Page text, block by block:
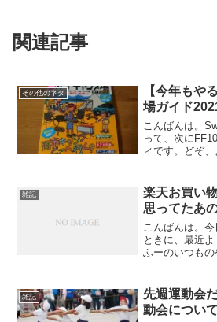
関連記事
その他のネタ
【今年もや
場ガイド
こんばんは。
って、次に
ィです。どぞ
ャンプ場ガイ
を購...
雑記
楽天お買い
思ってたあ
こんばんは。
ときに、最近
ふーのいつも
のかいとふー
「ねー、後で
雑記
先週運動会
動会につい